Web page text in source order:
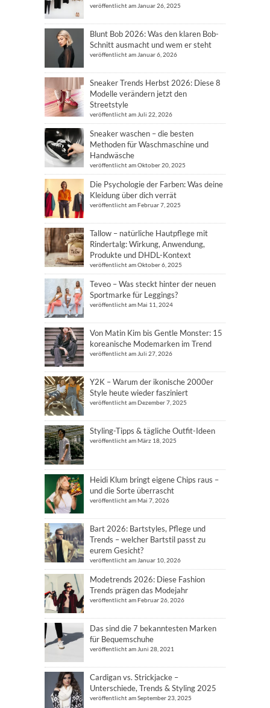
veröffentlicht am Januar 26, 2025
Blunt Bob 2026: Was den klaren Bob-
Schnitt ausmacht und wem er steht
veröffentlicht am Januar 6, 2026
Sneaker Trends Herbst 2026: Diese 8
Modelle verändern jetzt den
Streetstyle
veröffentlicht am Juli 22, 2026
Sneaker waschen – die besten
Methoden für Waschmaschine und
Handwäsche
veröffentlicht am Oktober 20, 2025
Die Psychologie der Farben: Was deine
Kleidung über dich verrät
veröffentlicht am Februar 7, 2025
Tallow – natürliche Hautpflege mit
Rindertalg: Wirkung, Anwendung,
Produkte und DHDL-Kontext
veröffentlicht am Oktober 6, 2025
Teveo – Was steckt hinter der neuen
Sportmarke für Leggings?
veröffentlicht am Mai 11, 2024
Von Matin Kim bis Gentle Monster: 15
koreanische Modemarken im Trend
veröffentlicht am Juli 27, 2026
Y2K – Warum der ikonische 2000er
Style heute wieder fasziniert
veröffentlicht am Dezember 7, 2025
Styling-Tipps & tägliche Outfit-Ideen
veröffentlicht am März 18, 2025
Heidi Klum bringt eigene Chips raus –
und die Sorte überrascht
veröffentlicht am Mai 7, 2026
Bart 2026: Bartstyles, Pflege und
Trends – welcher Bartstil passt zu
eurem Gesicht?
veröffentlicht am Januar 10, 2026
Modetrends 2026: Diese Fashion
Trends prägen das Modejahr
veröffentlicht am Februar 26, 2026
Das sind die 7 bekanntesten Marken
für Bequemschuhe
veröffentlicht am Juni 28, 2021
Cardigan vs. Strickjacke –
Unterschiede, Trends & Styling 2025
veröffentlicht am September 23, 2025